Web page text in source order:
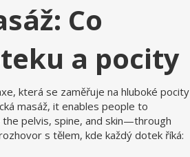
Co
a pocity
která se zaměřuje na hluboké pocity
masáž, it enables people to
pelvis, spine, and skin—through
s tělem, kde každý dotek říká: